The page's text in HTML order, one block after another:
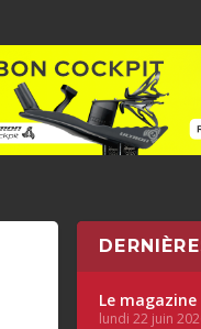
Le
lundi 22 juin